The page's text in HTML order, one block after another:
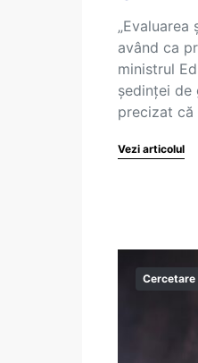
având ca
ministrul
ședinței de
precizat
Vezi articolul